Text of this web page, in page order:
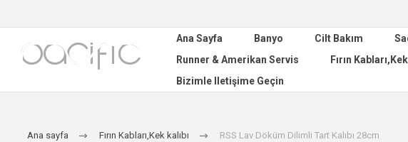
Ana Sayfa Banyo Cilt Bakım
Runner & Amerikan Servis
Fırın
Bizimle Iletişime Geçin
Ana sayfa Fırın Kabları,Kek kalıbı RSS Lav Döküm Dilimli Tart Kalıbı 28cm